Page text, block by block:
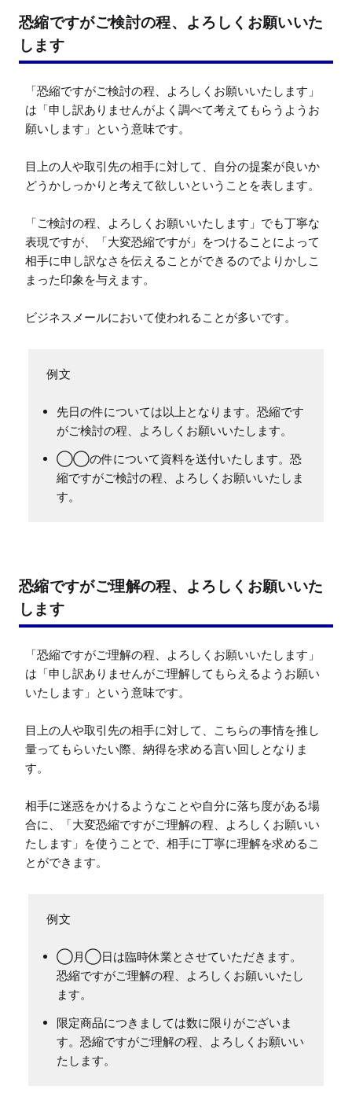
恐縮ですがご検討の程、よろしくお願いいた
します
「恐縮ですがご検討の程、よろしくお願いいたします」
は「申し訳ありませんがよく調べて考えてもらうようお
願いします」という意味です。
目上の人や取引先の相手に対して、自分の提案が良いか
どうかしっかりと考えて欲しいということを表します。
「ご検討の程、よろしくお願いいたします」でも丁寧な
表現ですが、「大変恐縮ですが」をつけることによって
相手に申し訳なさを伝えることができるのでよりかしこ
まった印象を与えます。
ビジネスメールにおいて使われることが多いです。
先日の件については以上となります。恐縮です
がご検討の程、よろしくお願いいたします。
◯◯の件について資料を送付いたします。恐
縮ですがご検討の程、よろしくお願いいたしま
す。
恐縮ですがご理解の程、よろしくお願いいた
します
「恐縮ですがご理解の程、よろしくお願いいたします」
は「申し訳ありませんがご理解してもらえるようお願い
いたします」という意味です。
目上の人や取引先の相手に対して、こちらの事情を推し
量ってもらいたい際、納得を求める言い回しとなりま
す。
相手に迷惑をかけるようなことや自分に落ち度がある場
合に、「大変恐縮ですがご理解の程、よろしくお願いい
たします」を使うことで、相手に丁寧に理解を求めるこ
とができます。
◯月◯日は臨時休業とさせていただきます。
恐縮ですがご理解の程、よろしくお願いいたし
ます。
限定商品につきましては数に限りがございま
す。恐縮ですがご理解の程、よろしくお願いい
たします。